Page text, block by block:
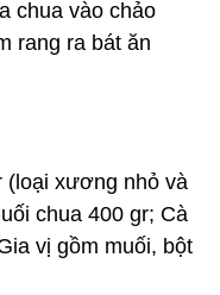
chua vào chảo
rang ra bát ăn
(loại xương nhỏ và
chua 400 gr; Cà
vị gồm muối, bột